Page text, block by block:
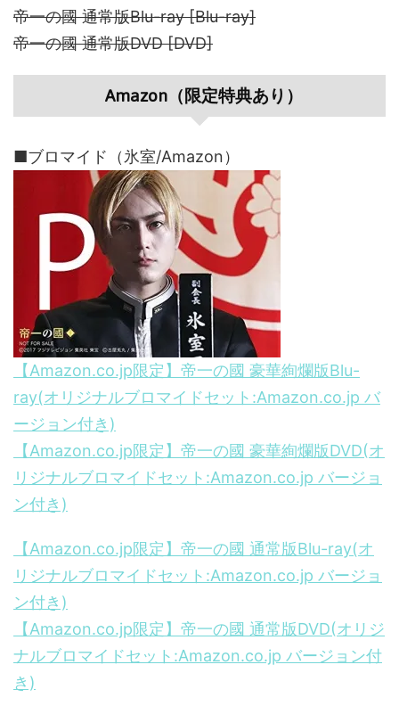
帝一の國 通常版Blu-ray [Blu-ray]
帝一の國 通常版DVD [DVD]
Amazon（限定特典あり）
■ブロマイド（氷室/Amazon）
【Amazon.co.jp限定】帝一の國 豪華絢爛版Blu-
ray(オリジナルブロマイドセット:Amazon.co.jp バ
ージョン付き)
【Amazon.co.jp限定】帝一の國 豪華絢爛版DVD(オ
リジナルブロマイドセット:Amazon.co.jp バージョ
ン付き)
【Amazon.co.jp限定】帝一の國 通常版Blu-ray(オ
リジナルブロマイドセット:Amazon.co.jp バージョ
ン付き)
【Amazon.co.jp限定】帝一の國 通常版DVD(オリジ
ナルブロマイドセット:Amazon.co.jp バージョン付
き)